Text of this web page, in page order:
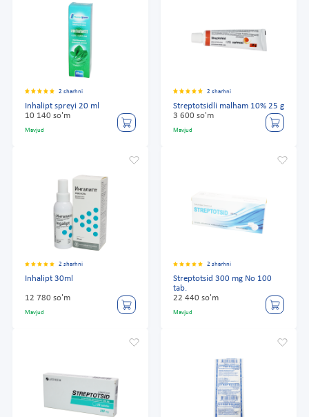
2 sharhni
Inhalipt spreyi 20 ml
10 140 so'm
Mavjud
2 sharhni
Streptotsidli malham 10% 25 g
3 600 so'm
Mavjud
2 sharhni
Inhalipt 30ml
12 780 so'm
Mavjud
2 sharhni
Streptotsid 300 mg No 100
tab.
22 440 so'm
Mavjud